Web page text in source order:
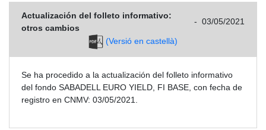
Actualización del folleto informativo:
otros cambios
- 03/05/2021
(Versió en castellà)
Se ha procedido a la actualización del folleto informativo
del fondo SABADELL EURO YIELD, FI BASE, con fecha de
registro en CNMV: 03/05/2021.